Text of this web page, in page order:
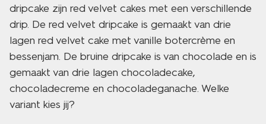
dripcake zijn red velvet cakes met een verschillende
drip. De red velvet dripcake is gemaakt van drie
lagen red velvet cake met vanille botercrème en
bessenjam. De bruine dripcake is van chocolade en is
gemaakt van drie lagen chocoladecake,
chocoladecreme en chocoladeganache. Welke
variant kies jij?